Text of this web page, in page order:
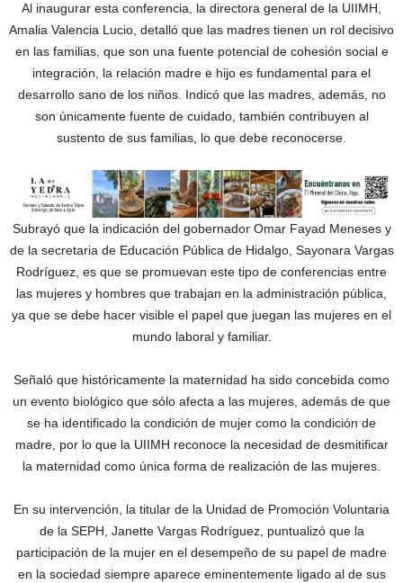
Al inaugurar esta conferencia, la directora general de la UIIMH,
Amalia Valencia Lucio, detalló que las madres tienen un rol decisivo
en las familias, que son una fuente potencial de cohesión social e
integración, la relación madre e hijo es fundamental para el
desarrollo sano de los niños. Indicó que las madres, además, no
son únicamente fuente de cuidado, también contribuyen al
sustento de sus familias, lo que debe reconocerse.
Subrayó que la indicación del gobernador Omar Fayad Meneses y
de la secretaria de Educación Pública de Hidalgo, Sayonara Vargas
Rodríguez, es que se promuevan este tipo de conferencias entre
las mujeres y hombres que trabajan en la administración pública,
ya que se debe hacer visible el papel que juegan las mujeres en el
mundo laboral y familiar.
Señaló que históricamente la maternidad ha sido concebida como
un evento biológico que sólo afecta a las mujeres, además de que
se ha identificado la condición de mujer como la condición de
madre, por lo que la UIIMH reconoce la necesidad de desmitificar
la maternidad como única forma de realización de las mujeres.
En su intervención, la titular de la Unidad de Promoción Voluntaria
de la SEPH, Janette Vargas Rodríguez, puntualizó que la
participación de la mujer en el desempeño de su papel de madre
en la sociedad siempre aparece eminentemente ligado al de sus